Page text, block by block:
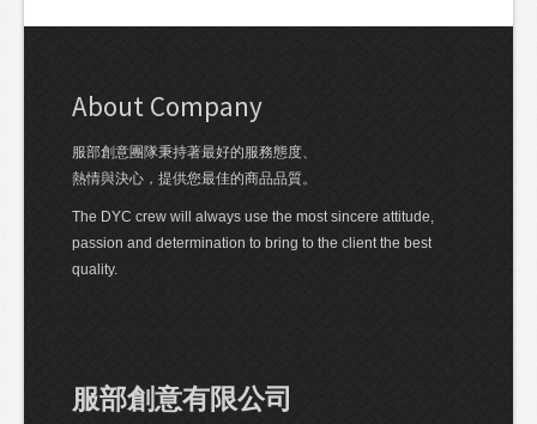
About Company
服部創意團隊秉持著最好的服務態度、
熱情與決心，提供您最佳的商品品質。
The DYC crew will always use the most sincere attitude,
passion and determination to bring to the client the best
quality.
服部創意有限公司